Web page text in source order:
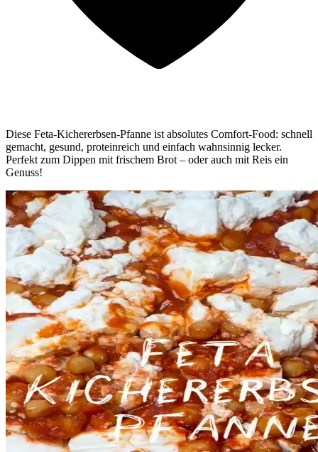
Diese Feta-Kichererbsen-Pfanne ist absolutes Comfort-Food: schnell
gemacht, gesund, proteinreich und einfach wahnsinnig lecker.
Perfekt zum Dippen mit frischem Brot – oder auch mit Reis ein
Genuss!